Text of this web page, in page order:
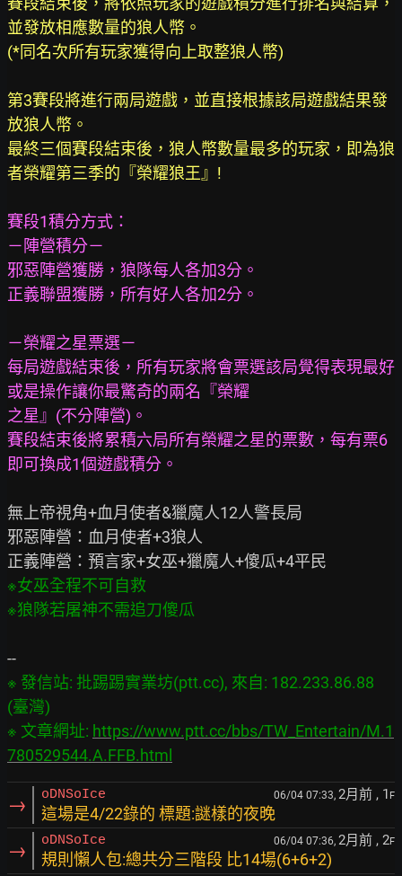
並發放相應數量的狼人幣。
(*同名次所有玩家獲得向上取整狼人幣)
第3賽段將進行兩局遊戲，並直接根據該局遊戲結果發
放狼人幣。
最終三個賽段結束後，狼人幣數量最多的玩家，即為狼
者榮耀第三季的『榮耀狼王』!
賽段1積分方式：
－陣營積分－
邪惡陣營獲勝，狼隊每人各加3分。
正義聯盟獲勝，所有好人各加2分。
－榮耀之星票選－
每局遊戲結束後，所有玩家將會票選該局覺得表現最好
或是操作讓你最驚奇的兩名『榮耀
之星』(不分陣營)。
賽段結束後將累積六局所有榮耀之星的票數，每有票6
即可換成1個遊戲積分。
無上帝視角+血月使者&獵魔人12人警長局
邪惡陣營：血月使者+3狼人
※女巫全程不可自救
※ 發信站: 批踢踢實業坊(ptt.cc), 來自: 182.233.86.88
(臺灣)
※ 文章網址: https://www.ptt.cc/bbs/TW_Entertain/M.1
780529544.A.FFB.html
→ oDNSoIce 06/04 07:33, 2月前 , 1 F
這場是4/22錄的 標題:謎樣的夜晚
→ oDNSoIce 06/04 07:36, 2月前 , 2F
規則懶人包:總共分三階段 比14場(6+6+2)